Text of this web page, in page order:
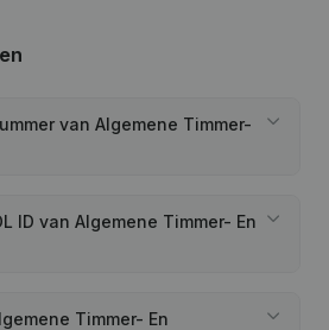
van Algemene Timmer-
ID van Algemene Timmer- En
Timmer- En